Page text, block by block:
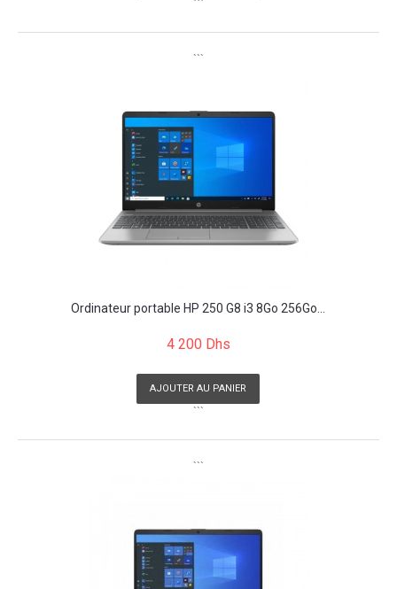
```
```
Ordinateur portable HP 250 G8 i3 8Go 256Go...
4 200 Dhs
AJOUTER AU PANIER
```
```